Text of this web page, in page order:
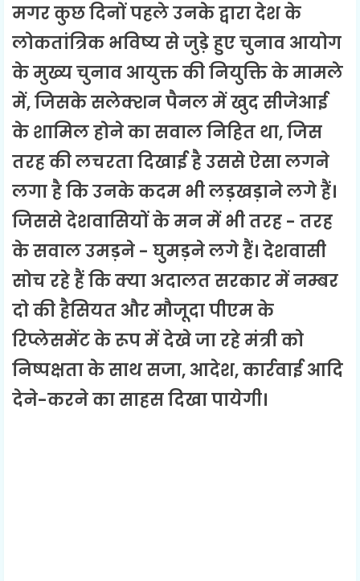
मगर कुछ दिनों पहले उनके द्वारा देश के
लोकतांत्रिक भविष्य से जुड़े हुए चुनाव आयोग
के मुख्य चुनाव आयुक्त की नियुक्ति के मामले
में, जिसके सलेक्शन पैनल में खुद सीजेआई
के शामिल होने का सवाल निहित था, जिस
तरह की लचरता दिखाई है उससे ऐसा लगने
लगा है कि उनके कदम भी लड़खड़ाने लगे हैं।
जिससे देशवासियों के मन में भी तरह - तरह
के सवाल उमड़ने - घुमड़ने लगे हैं। देशवासी
सोच रहे हैं कि क्या अदालत सरकार में नम्बर
दो की हैसियत और मौजूदा पीएम के
रिप्लेसमेंट के रूप में देखे जा रहे मंत्री को
निष्पक्षता के साथ सजा, आदेश, कार्रवाई आदि
देने-करने का साहस दिखा पायेगी।